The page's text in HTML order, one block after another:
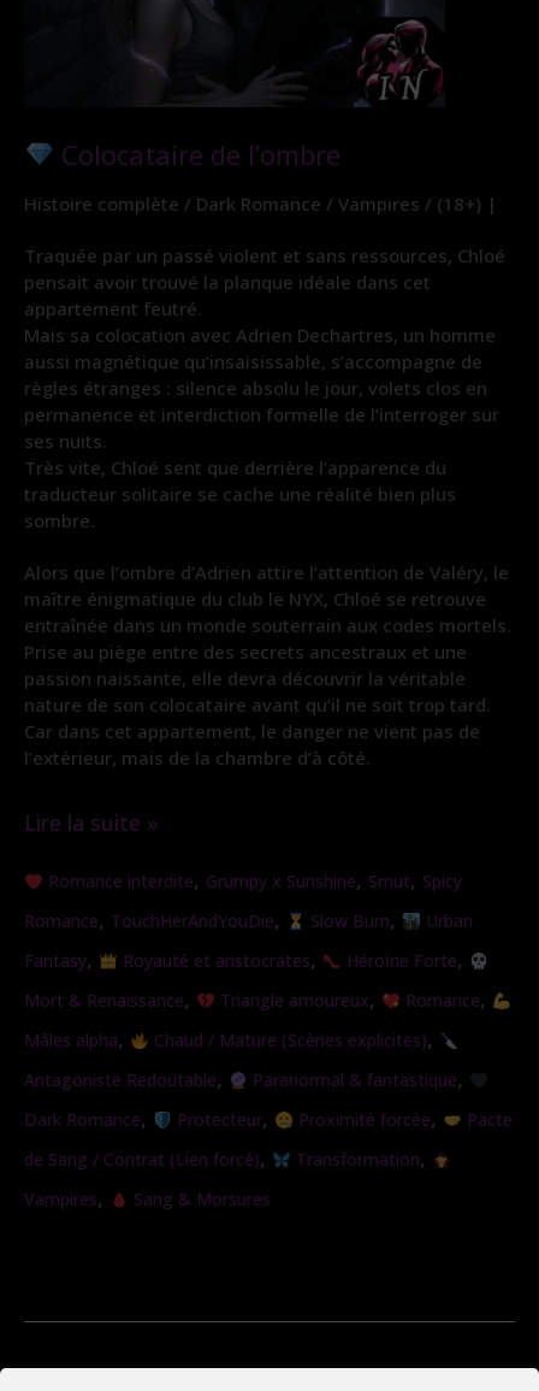
Colocataire de l’ombre
Histoire complète / Dark Romance / Vampires / (18+) |
Traquée par un passé violent et sans ressources, Chloé
pensait avoir trouvé la planque idéale dans cet
appartement feutré.
Mais sa colocation avec Adrien Dechartres, un homme
aussi magnétique qu’insaisissable, s’accompagne de
règles étranges : silence absolu le jour, volets clos en
permanence et interdiction formelle de l’interroger sur
ses nuits.
Très vite, Chloé sent que derrière l’apparence du
traducteur solitaire se cache une réalité bien plus
sombre.
Alors que l’ombre d’Adrien attire l’attention de Valéry, le
maître énigmatique du club le NYX, Chloé se retrouve
entraînée dans un monde souterrain aux codes mortels.
Prise au piège entre des secrets ancestraux et une
passion naissante, elle devra découvrir la véritable
nature de son colocataire avant qu’il ne soit trop tard.
Car dans cet appartement, le danger ne vient pas de
l’extérieur, mais de la chambre d’à côté.
Lire la suite »
Romance interdite, Grumpy x Sunshine, Smut, Spicy
Romance, TouchHerAndYouDie, Slow Burn,
Urban
Fantasy, Royauté et aristocrates, Héroïne Forte,
Mort & Renaissance, Triangle amoureux, Romance,
Mâles alpha, Chaud / Mature (Scènes explicites),
Antagoniste Redoutable, Paranormal & fantastique,
Dark Romance, Protecteur, Proximité forcée,
Pacte
de Sang / Contrat (Lien forcé), Transformation,
Vampires, Sang & Morsures